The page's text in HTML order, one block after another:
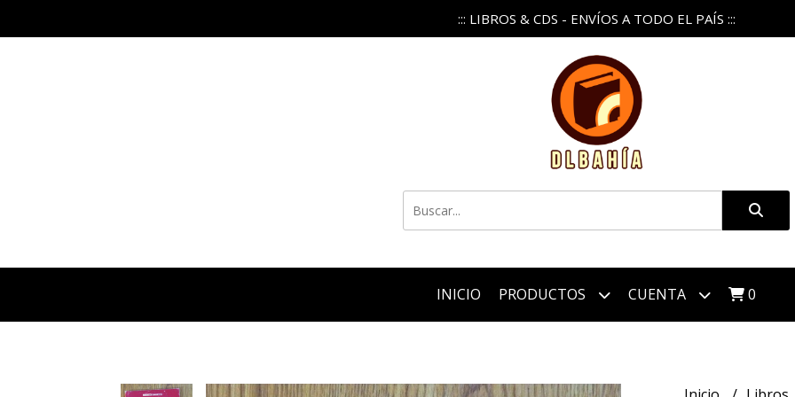
::: LIBROS & CDS - ENVÍOS A TODO EL PAÍS :::
INICIO PRODUCTOS CUENTA 0